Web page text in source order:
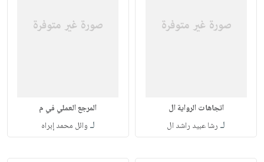
اتجاهات الرواية ال
لـ رشا عبيد راشد ال
المرجع العملي في م
لـ وائل محمد إبراه